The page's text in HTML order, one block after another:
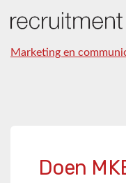
Marketing en
Doen